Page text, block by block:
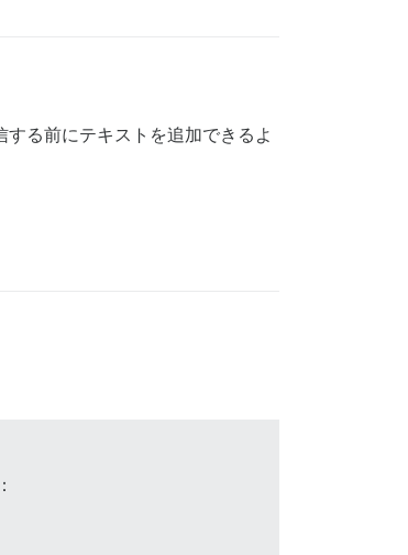
る前にテキストを追加できるよ